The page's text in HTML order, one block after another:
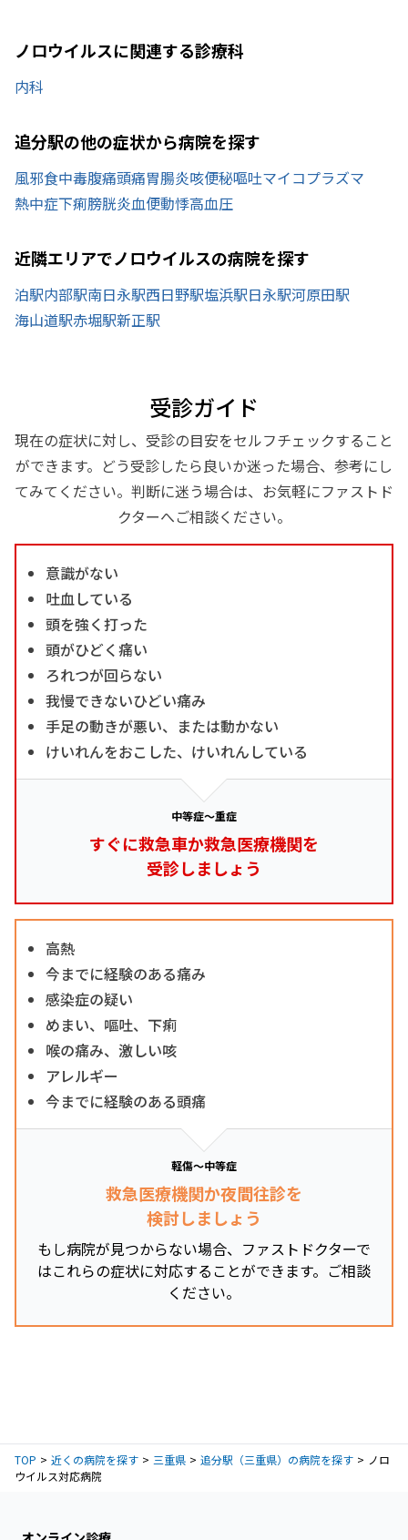
ノロウイルスに関連する診療科
内科
追分駅の他の症状から病院を探す
風邪食中毒腹痛頭痛胃腸炎咳便秘嘔吐マイコプラズマ
熱中症下痢膀胱炎血便動悸高血圧
近隣エリアでノロウイルスの病院を探す
泊駅内部駅南日永駅西日野駅塩浜駅日永駅河原田駅
海山道駅赤堀駅新正駅
受診ガイド
現在の症状に対し、受診の目安をセルフチェックすること
ができます。どう受診したら良いか迷った場合、参考にし
てみてください。判断に迷う場合は、お気軽にファストド
クターへご相談ください。
意識がない
吐血している
頭を強く打った
頭がひどく痛い
ろれつが回らない
我慢できないひどい痛み
手足の動きが悪い、または動かない
けいれんをおこした、けいれんしている
中等症～重症
すぐに救急車か救急医療機関を
受診しましょう
高熱
今までに経験のある痛み
感染症の疑い
めまい、嘔吐、下痢
喉の痛み、激しい咳
アレルギー
今までに経験のある頭痛
軽傷～中等症
救急医療機関か夜間往診を
検討しましょう
もし病院が見つからない場合、ファストドクターで
はこれらの症状に対応することができます。ご相談
ください。
TOP 近くの病院を探す 三重県 追分駅（三重県）の病院を探す
ノロ
ウイルス対応病院